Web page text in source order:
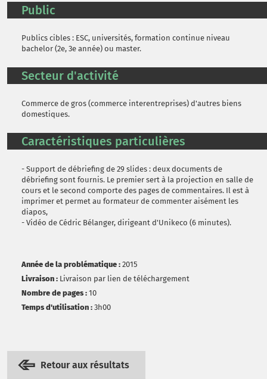
Public
Publics cibles : ESC, universités, formation continue niveau
bachelor (2e, 3e année) ou master.
Secteur d'activité
Commerce de gros (commerce interentreprises) d'autres biens
domestiques.
Caractéristiques particulières
- Support de débriefing de 29 slides : deux documents de
débriefing sont fournis. Le premier sert à la projection en salle de
cours et le second comporte des pages de commentaires. Il est à
imprimer et permet au formateur de commenter aisément les
diapos,
- Vidéo de Cédric Bélanger, dirigeant d'Unikeco (6 minutes).
Année de la problématique : 2015
Livraison : Livraison par lien de téléchargement
Nombre de pages : 10
Temps d'utilisation : 3h00
Retour aux résultats